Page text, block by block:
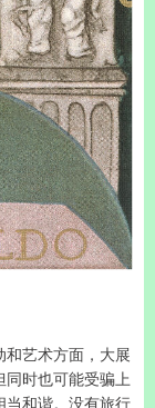
艺术方面，大展
时也可能受骗上
当和谐。没有旅行